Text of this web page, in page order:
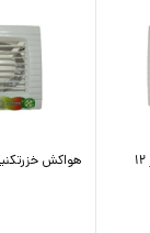
هواکش